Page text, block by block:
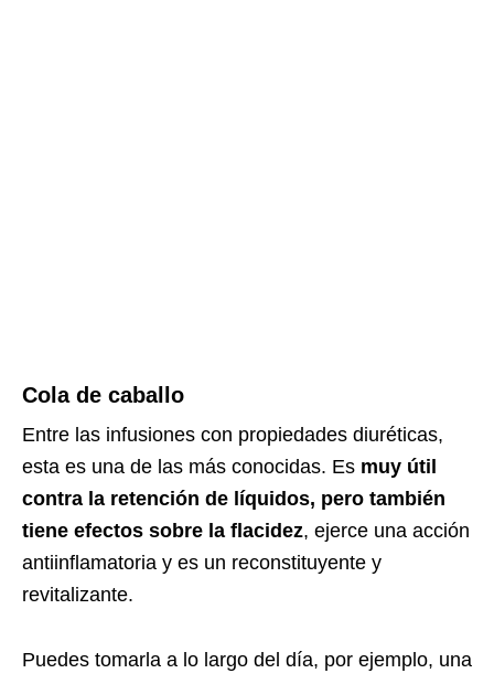
Cola de caballo
Entre las infusiones con propiedades diuréticas,
esta es una de las más conocidas. Es muy útil
contra la retención de líquidos, pero también
tiene efectos sobre la flacidez, ejerce una acción
antiinflamatoria y es un reconstituyente y
revitalizante.
Puedes tomarla a lo largo del día, por ejemplo, una